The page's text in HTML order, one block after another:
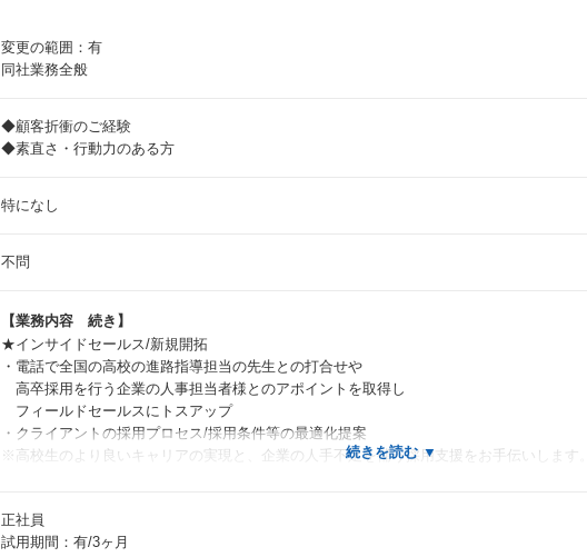
変更の範囲：有
同社業務全般
◆顧客折衝のご経験
◆素直さ・行動力のある方
特になし
不問
【業務内容 続き】
★インサイドセールス/新規開拓
・電話で全国の高校の進路指導担当の先生との打合せや
高卒採用を行う企業の人事担当者様とのアポイントを取得し
フィールドセールスにトスアップ
・クライアントの採用プロセス/採用条件等の最適化提案
※高校生のより良いキャリアの実現と、企業の人手不足を補う採用支援をお手伝いします。
高校生の未来の選択肢を広げるため
高校と企業の双方に向け「Handy進路指導室」の提案・活用を支援します。
正社員
試用期間：有/3ヶ月